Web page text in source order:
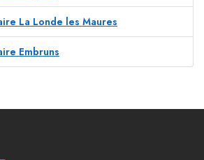
La Londe les Maures
Embruns